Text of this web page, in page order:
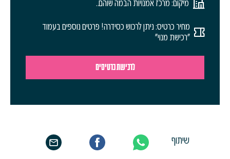
מיקום: מרכז אמנויות הבמה שוהם..
מחיר כרטיס: ניתן לרכוש כסידרה! פרטים נוספים בעמוד
"רכישת מנוי"
לרכישת כרטיסים
שיתוף